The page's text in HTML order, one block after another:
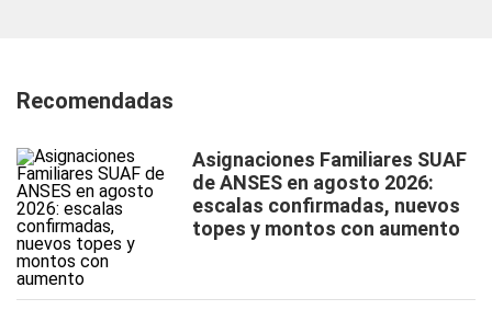
Recomendadas
Asignaciones Familiares SUAF
de ANSES en agosto 2026:
escalas confirmadas, nuevos
topes y montos con aumento